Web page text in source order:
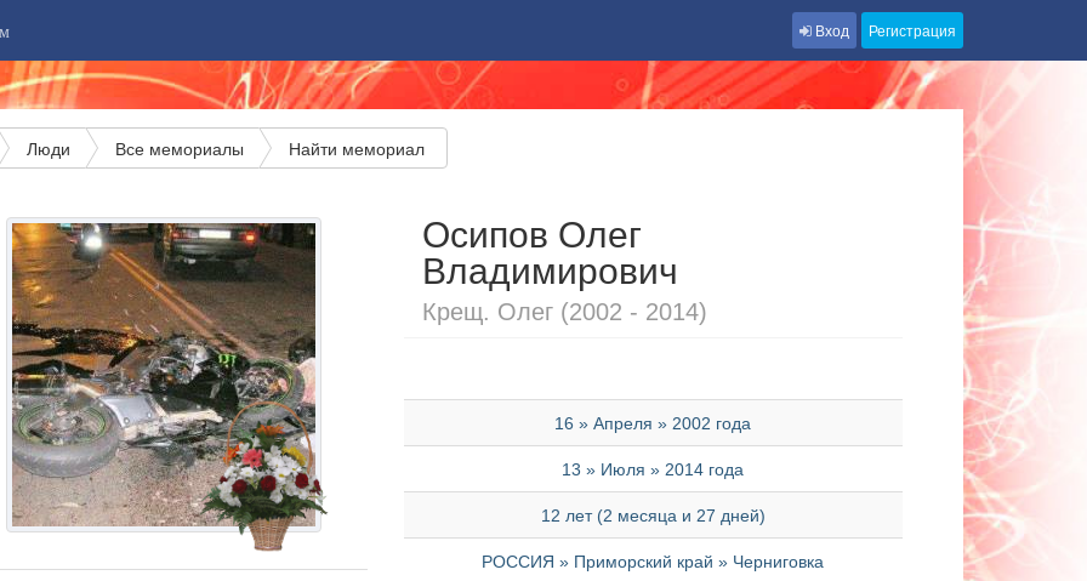
Вход Регистрация
Люди Все мемориалы Найти мемориал
Осипов Олег
Владимирович
Крещ. Олег (2002 - 2014)
16 » Апреля » 2002 года
13 » Июля » 2014 года
12 лет (2 месяца и 27 дней)
РОССИЯ » Приморский край » Черниговка